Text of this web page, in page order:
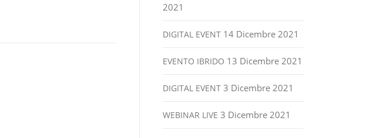
2021
DIGITAL EVENT 14 Dicembre 2021
EVENTO IBRIDO 13 Dicembre 2021
DIGITAL EVENT 3 Dicembre 2021
WEBINAR LIVE 3 Dicembre 2021